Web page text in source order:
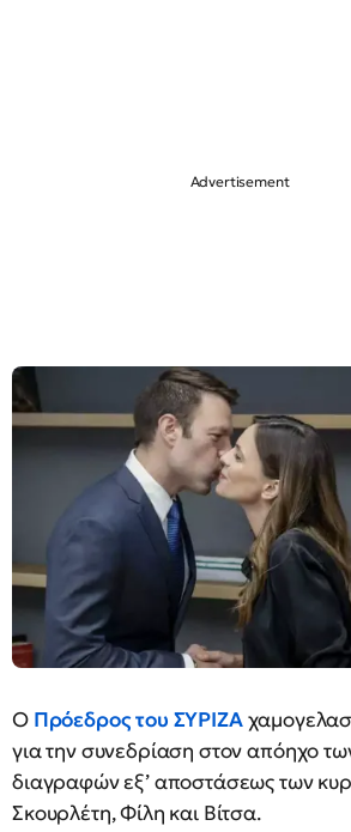
Ο Πρόεδρος του ΣΥΡΙΖΑ
για την συνεδρίαση στον απόηχο
διαγραφών εξ’ αποστάσεως των
Σκουρλέτη, Φίλη και Βίτσα.